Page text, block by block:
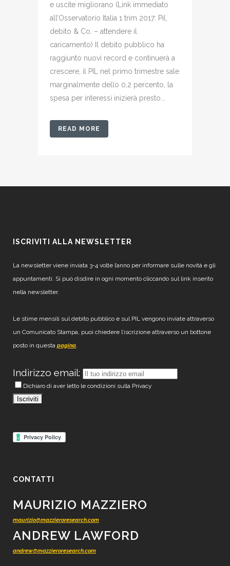
e uscite migliorano (Link immediato
all’Osservatorio Italia 1 trim 2017: Pil,
debito & Co. – attendere il
caricamento) Il debito pubblico ha
raggiunto nuovi record e continuerà a
crescere, il PIL nel primo trimestre sale
marginalmente dello 0,2 percento, la
spesa per interessi inizierà presto...
READ MORE
ISCRIVITI ALLA NEWSLETTER
La newsletter viene inviata 3-4 volte l’anno per informare sulle novità e gli
appuntamenti. Si può disdire in ogni momento cliccando sul link inserito
nella newsletter.
Le stime mensili sul debito pubblico e sul PIL vengono inviate attraverso
un Comunicato Stampa, puoi chiedere l’iscrizione attraverso un bottone
posto in questa pagina.
Indirizzo email:
Dichiaro di aver letto le condizioni sulla Privacy
CONTATTI
MAURIZIO MAZZIERO
maurizio@mazzieroresearch.com
ANDREW LAWFORD
andrew@mazzieroresearch.com